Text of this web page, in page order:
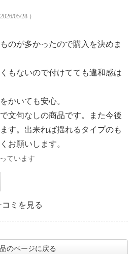
05/28 ）
のが多かったので購入を決めま
もないので付けてても違和感は
かいても安心。
文句なしの商品です。また今後
す。出来れば揺れるタイプのも
お願いします。
ています
ミを見る
のページに戻る